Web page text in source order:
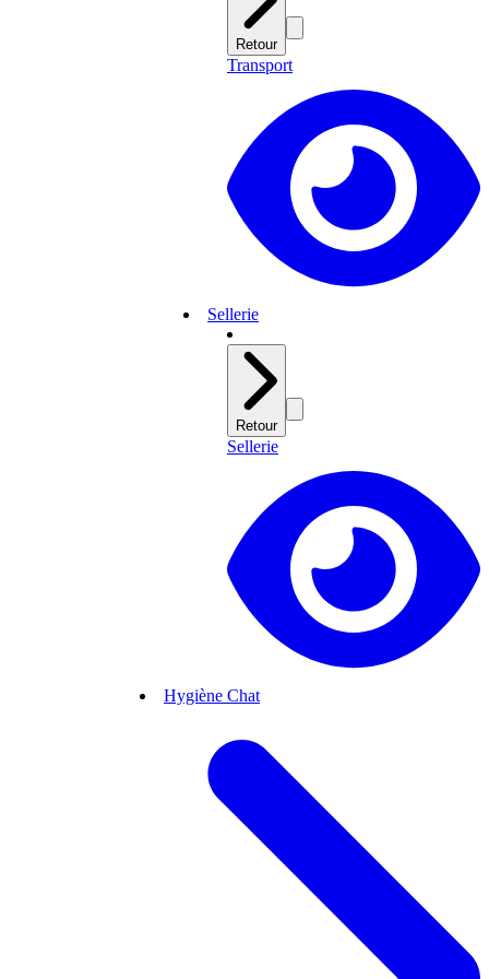
Retour
Transport
Sellerie
Retour
Sellerie
Hygiène Chat